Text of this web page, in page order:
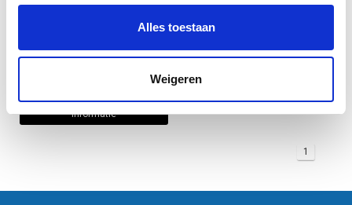
Alles toestaan
Weigeren
A0++ bouwtekening - 1500 x
Informatie
1